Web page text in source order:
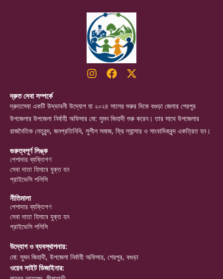
দ্রুত সেবা সম্পর্কে
দ্রুতসেবা একটি উদ্ভাবনী উদ্যোগ যা ২০২৪ সালের শুরুর দিকে বগুড়া জেলার শেরপুর
উপজেলার উপজেলা নির্বাহী অফিসার মো: সুমন জিহাদী শুরু করেন। তার সাথে উপজেলার
রাজনৈতিক নেতৃবৃন্দ, জনপ্রতিনিধি, সুশীল সমাজ, ফ্রি ল্যান্সার ও সাংবাদিকবৃন্দ একত্রিত হন।
গুরুত্বপূর্ণ লিঙ্ক
পেশাদার ব্যক্তিগণ
সেবা দাতা হিসাবে যুক্ত হন
প্রাইভেসি পলিসি
নীতিমালা
পেশাদার ব্যক্তিগণ
সেবা দাতা হিসাবে যুক্ত হন
প্রাইভেসি পলিসি
উদ্যোগ ও ব্যবস্থাপনায়:
মো: সুমন জিহাদী, উপজেলা নির্বাহী অফিসার, শেরপুর, বগুড়া
ওয়েব সাইট ডিজাইনার: